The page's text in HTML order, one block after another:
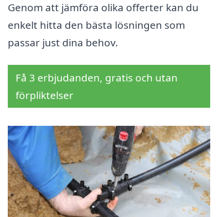
Genom att jämföra olika offerter kan du
enkelt hitta den bästa lösningen som
passar just dina behov.
Få 3 erbjudanden, gratis och utan
förpliktelser